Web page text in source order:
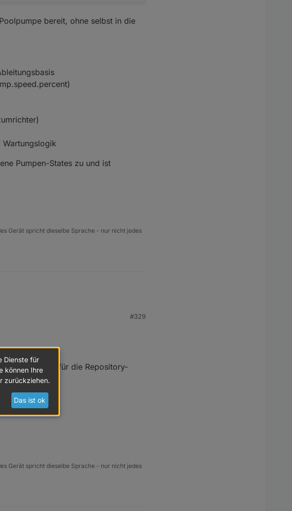
bereit, ohne selbst in die
Pumpen-States zu und ist
Gerät spricht dieselbe Sprache - nur nicht jedes
#329
Anpassungen für die Repository-
.
Gerät spricht dieselbe Sprache - nur nicht jedes
Dienste für
können Ihre
zurückziehen.
Das ist ok